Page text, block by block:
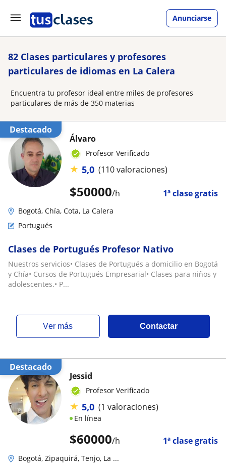
Anunciarse
82 Clases particulares y profesores
particulares de idiomas en La Calera
Encuentra tu profesor ideal entre miles de profesores
particulares de más de 350 materias
Destacado
$50000/h 1ª clase gratis
Álvaro
Profesor Verificado
★ 5,0 (110 valoraciones)
Bogotá, Chía, Cota, La Calera
Portugués
Clases de Portugués Profesor Nativo
Nuestros servicios• Clases de Portugués a domicilio en Bogotá
y Chía• Cursos de Portugués Empresarial• Clases para niños y
adolescentes.• P...
ver más Contactar
Destacado
$60000/h 1ª clase gratis
Jessid
Profesor Verificado
★ 5,0 (1 valoraciones)
En línea
Bogotá, Zipaquirá, Tenjo, La ...